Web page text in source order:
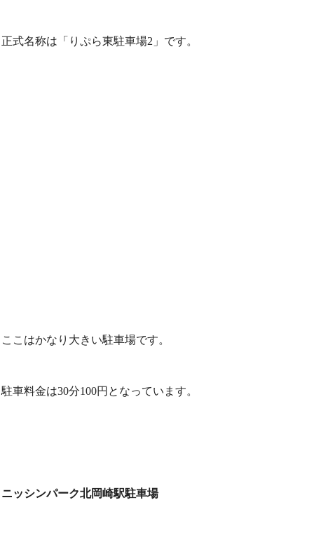
正式名称は「りぷら東駐車場2」です。
ここはかなり大きい駐車場です。
駐車料金は30分100円となっています。
ニッシンパーク北岡崎駅駐車場